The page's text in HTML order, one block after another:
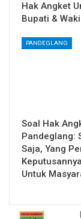
Hak Angket
Bupati &
PANDEGLANG
Soal Hak
Pandeglang:
Saja, Yang
Untuk